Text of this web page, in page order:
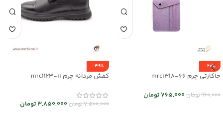
-20%
جاکارتی چرم mrc1318-66
960,000تومان765,000تومان
-49%
کفش مردانه چرم mrc1123-11
7,500,000تومان3,850,000تومان